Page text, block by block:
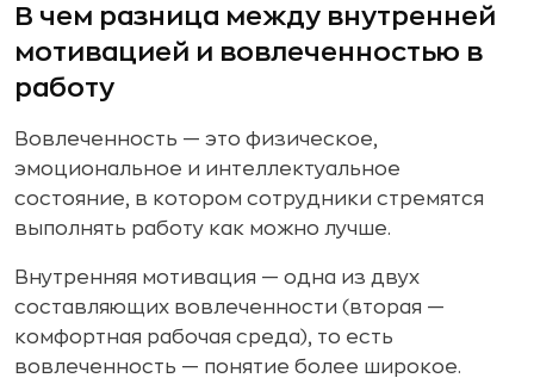
В чем разница между внутренней
мотивацией и вовлеченностью в
работу
Вовлеченность — это физическое,
эмоциональное и интеллектуальное
состояние, в котором сотрудники стремятся
выполнять работу как можно лучше.
Внутренняя мотивация — одна из двух
составляющих вовлеченности (вторая —
комфортная рабочая среда), то есть
вовлеченность — понятие более широкое.